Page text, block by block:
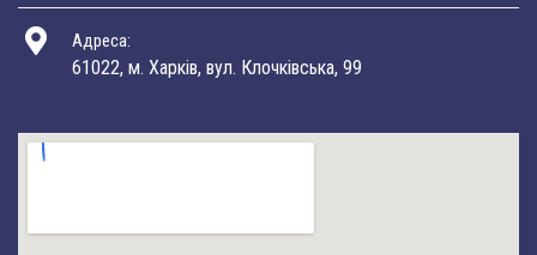
Адреса:
61022, м. Харків, вул. Клочківська, 99